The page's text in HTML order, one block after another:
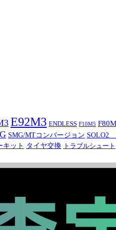
E92M3 ENDLESS F10M5
SMG/MTコンバージョン SOLO2
キット タイヤ交換 トラブルシュート